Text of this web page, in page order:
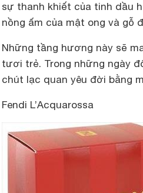
sự thanh khiết của tinh dầu
nồng ấm của mật ong và gỗ
Những tầng hương này sẽ
tươi trẻ. Trong những ngày
chút lạc quan yêu đời bằng
Fendi L’Acquarossa